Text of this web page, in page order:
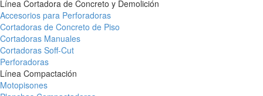
Línea Cortadora de Concreto y Demolición
Accesorios para Perforadoras
Cortadoras de Concreto de Piso
Cortadoras Manuales
Cortadoras Soff-Cut
Perforadoras
Línea Compactación
Motopisones